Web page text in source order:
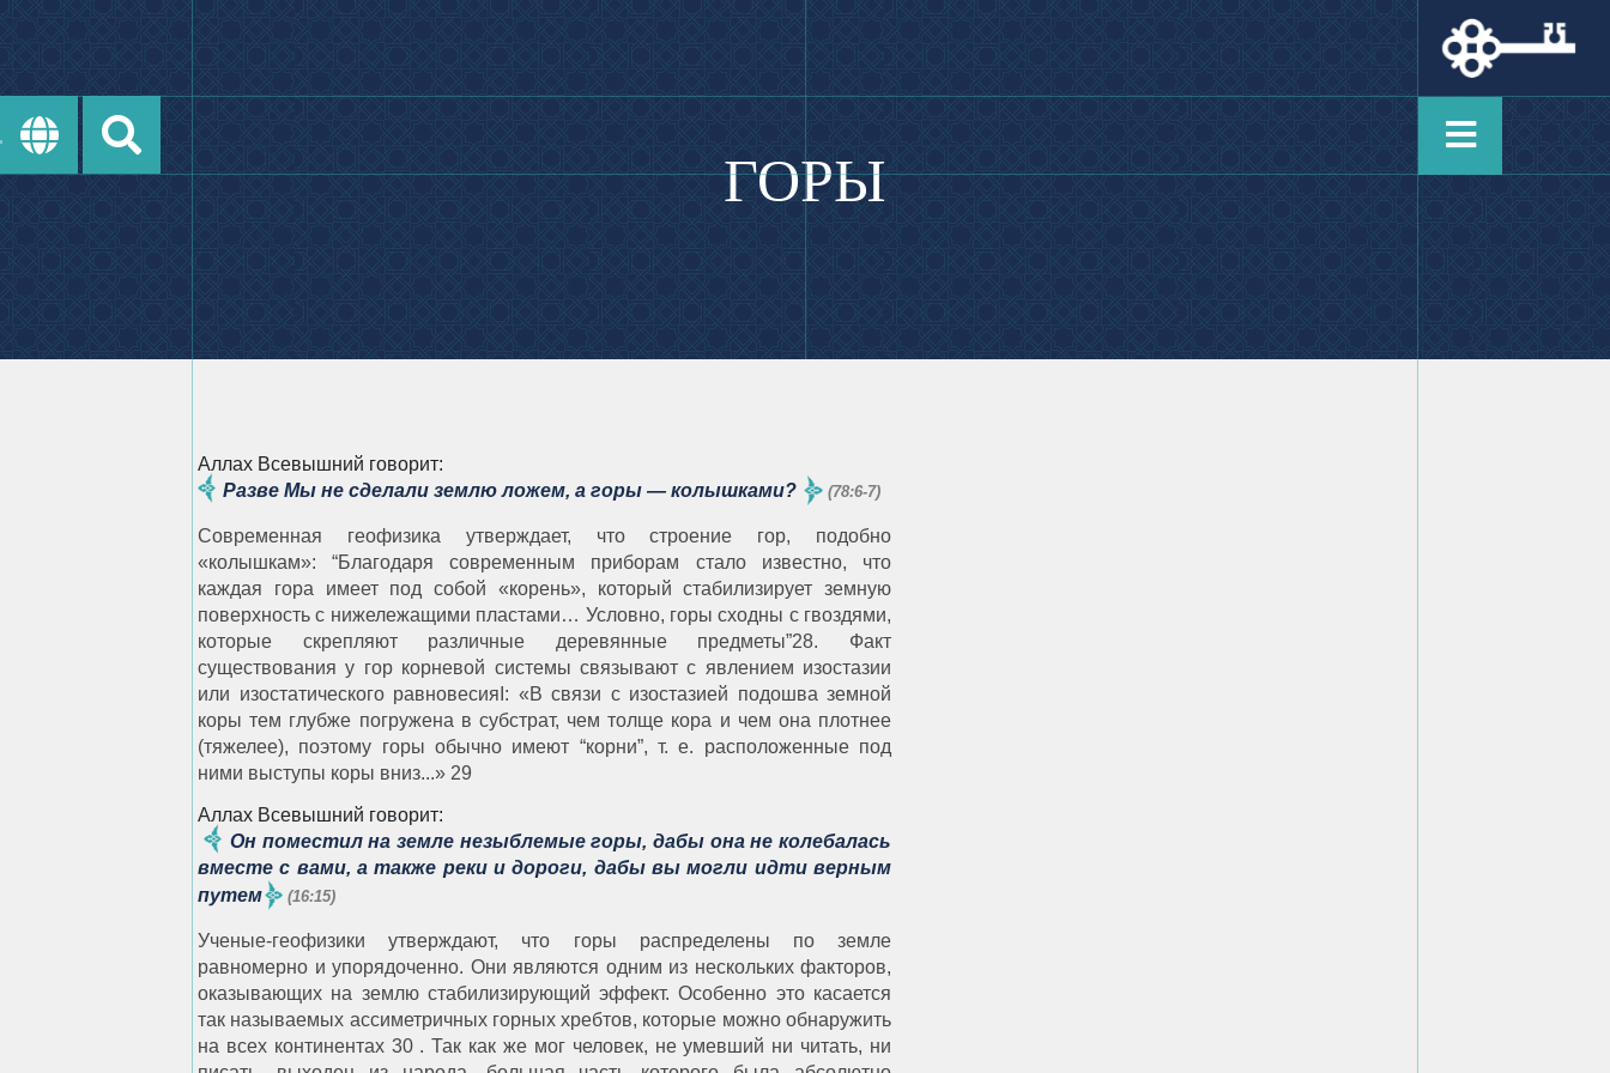
ГОРЫ
Аллах Всевышний говорит:
Разве Мы не сделали землю ложем, а горы — колышками?
(78:6-7)
Современная геофизика утверждает, что строение гор, подобно
«колышкам»: “Благодаря современным приборам стало известно, что
каждая гора имеет под собой «корень», который стабилизирует земную
поверхность с нижележащими пластами… Условно, горы сходны с гвоздями,
которые скрепляют различные деревянные предметы”28. Факт
существования у гор корневой системы связывают с явлением изостазии
или изостатического равновесияI: «В связи с изостазией подошва земной
коры тем глубже погружена в субстрат, чем толще кора и чем она плотнее
(тяжелее), поэтому горы обычно имеют “корни”, т. е. расположенные под
ними выступы коры вниз...» 29
Аллах Всевышний говорит:
Он поместил на земле незыблемые горы, дабы она не колебалась
вместе с вами, а также реки и дороги, дабы вы могли идти верным
путем
(16:15)
Ученые-геофизики утверждают, что горы распределены по земле
равномерно и упорядоченно. Они являются одним из нескольких факторов,
оказывающих на землю стабилизирующий эффект. Особенно это касается
так называемых ассиметричных горных хребтов, которые можно обнаружить
на всех континентах 30 . Так как же мог человек, не умевший ни читать, ни